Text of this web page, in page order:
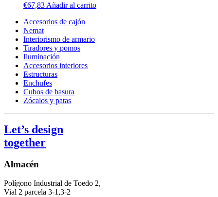
€67,83 Añadir al carrito
Accesorios de cajón
Nemat
Interiorismo de armario
Tiradores y pomos
Iluminación
Accesorios interiores
Estructuras
Enchufes
Cubos de basura
Zócalos y patas
Let’s design
together
Almacén
Polígono Industrial de Toedo 2,
Vial 2 parcela 3-1,3-2